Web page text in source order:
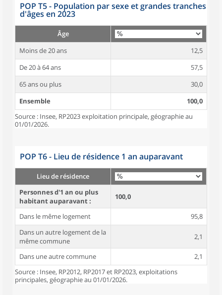
POP T5 - Population par sexe et grandes tranches
d'âges en 2023
Âge
Moins de 20 ans
12,5
De 20 à 64 ans
57,5
65 ans ou plus
30,0
Ensemble
100,0
Source : Insee, RP2023 exploitation principale, géographie au
01/01/2026.
POP T6 - Lieu de résidence 1 an auparavant
Lieu de résidence
Personnes d'1 an ou plus
habitant auparavant :
100,0
Dans le même logement
95,8
Dans un autre logement de la
même commune
2,1
Dans une autre commune
2,1
Source : Insee, RP2012, RP2017 et RP2023, exploitations
principales, géographie au 01/01/2026.